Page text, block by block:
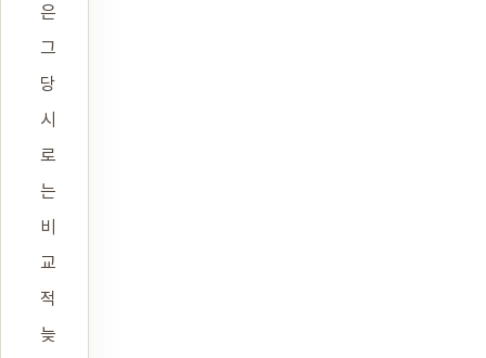
은
그
당
시
로
는
비
교
적
늦